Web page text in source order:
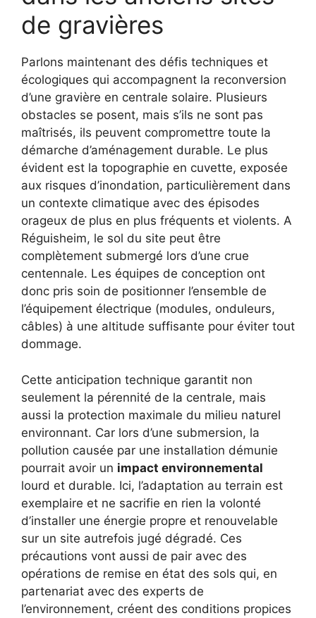
de gravières
Parlons maintenant des défis techniques et
écologiques qui accompagnent la reconversion
d’une gravière en centrale solaire. Plusieurs
obstacles se posent, mais s’ils ne sont pas
maîtrisés, ils peuvent compromettre toute la
démarche d’aménagement durable. Le plus
évident est la topographie en cuvette, exposée
aux risques d’inondation, particulièrement dans
un contexte climatique avec des épisodes
orageux de plus en plus fréquents et violents. A
Réguisheim, le sol du site peut être
complètement submergé lors d’une crue
centennale. Les équipes de conception ont
donc pris soin de positionner l’ensemble de
l’équipement électrique (modules, onduleurs,
câbles) à une altitude suffisante pour éviter tout
dommage.
Cette anticipation technique garantit non
seulement la pérennité de la centrale, mais
aussi la protection maximale du milieu naturel
environnant. Car lors d’une submersion, la
pollution causée par une installation démunie
pourrait avoir un impact environnemental
lourd et durable. Ici, l’adaptation au terrain est
exemplaire et ne sacrifie en rien la volonté
d’installer une énergie propre et renouvelable
sur un site autrefois jugé dégradé. Ces
précautions vont aussi de pair avec des
opérations de remise en état des sols qui, en
partenariat avec des experts de
l’environnement, créent des conditions propices